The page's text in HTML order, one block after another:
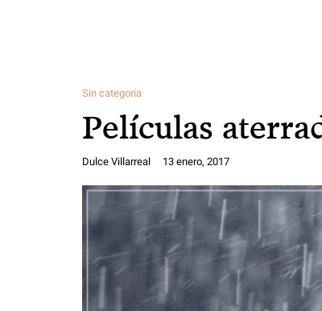
Sin categoría
Películas
Dulce Villarreal 13 enero, 2017